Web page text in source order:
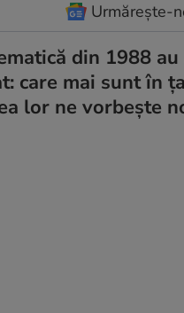
Urmărește-
din 1988
care mai sunt în
lor ne vorbește